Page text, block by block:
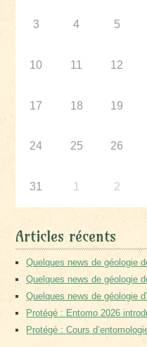
3 4 5
10 11 12
17 18 19
24 25 26
31 1 2
Articles récents
Quelques news de géologie
Quelques news de géologie
Quelques news de géologie
Protégé : Entomo 2026
Protégé : Cours